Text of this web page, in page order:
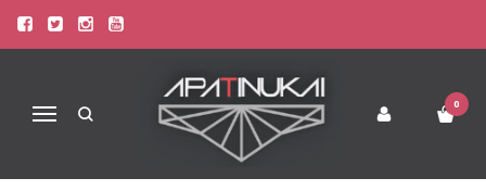
Navigacija
0
PREKIŲ PAIEŠKA - PURE
Prekių paieška